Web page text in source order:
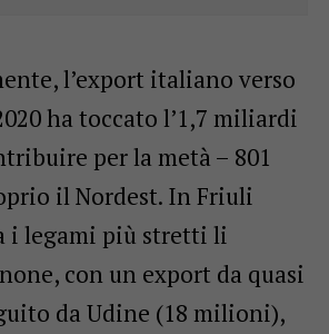
l’export italiano verso
ha toccato l’1,7 miliardi
per la metà – 801
il Nordest. In Friuli
i legami più stretti li
con un export da quasi
da Udine (18 milioni),